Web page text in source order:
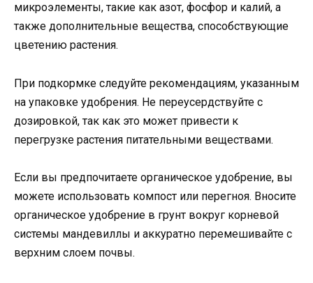
микроэлементы, такие как азот, фосфор и калий, а
также дополнительные вещества, способствующие
цветению растения.
При подкормке следуйте рекомендациям, указанным
на упаковке удобрения. Не переусердствуйте с
дозировкой, так как это может привести к
перегрузке растения питательными веществами.
Если вы предпочитаете органическое удобрение, вы
можете использовать компост или перегноя. Вносите
органическое удобрение в грунт вокруг корневой
системы мандевиллы и аккуратно перемешивайте с
верхним слоем почвы.